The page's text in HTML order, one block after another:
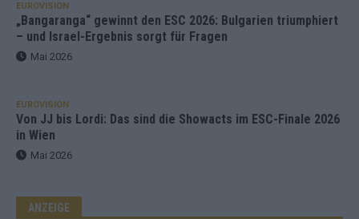
EUROVISION
„Bangaranga“ gewinnt den ESC 2026: Bulgarien triumphiert
– und Israel-Ergebnis sorgt für Fragen
Mai 2026
EUROVISION
Von JJ bis Lordi: Das sind die Showacts im ESC-Finale 2026
in Wien
Mai 2026
ANZEIGE